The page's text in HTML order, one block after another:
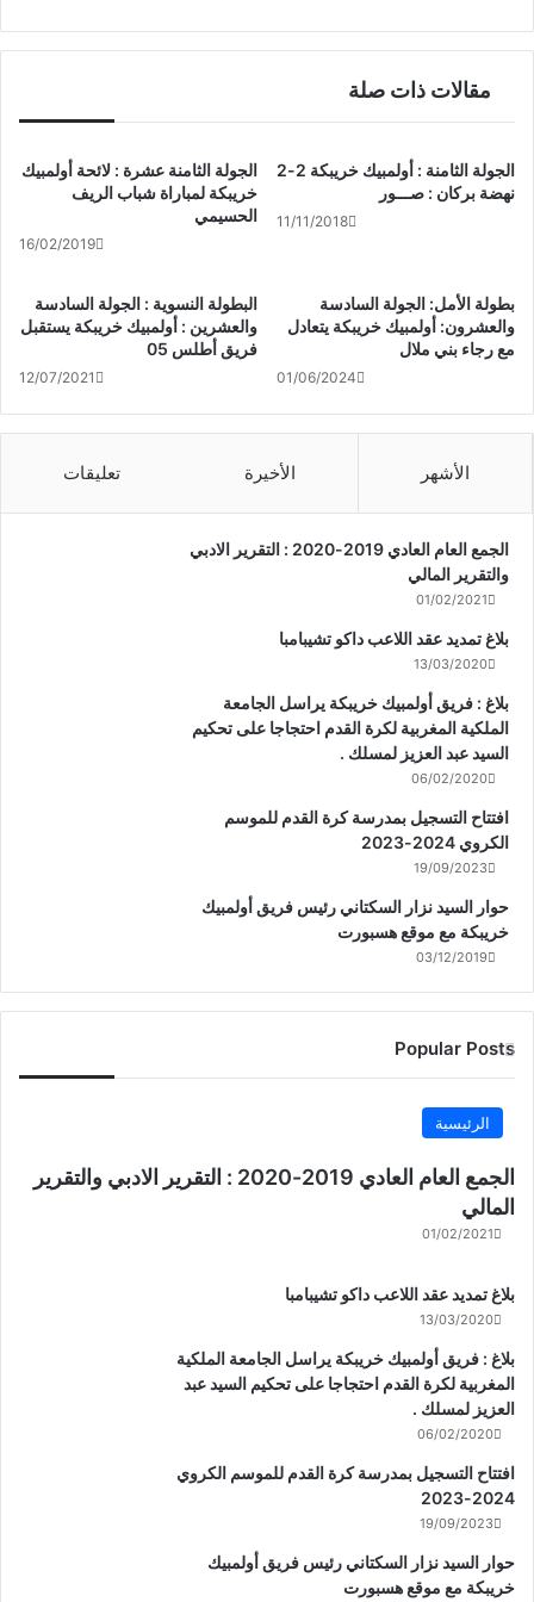
مقالات ذات صلة
الجولة الثامنة عشرة : لائحة أولمبيك
خريبكة لمباراة شباب الريف
الحسيمي
16/02/2019
الجولة الثامنة : أولمبيك خريبكة 2-2
نهضة بركان : صـــور
11/11/2018
البطولة النسوية : الجولة السادسة
والعشرين : أولمبيك خريبكة يستقبل
فريق أطلس 05
12/07/2021
بطولة الأمل: الجولة السادسة
والعشرون: أولمبيك خريبكة يتعادل
مع رجاء بني ملال
01/06/2024
الأشهر الأخيرة تعليقات
الجمع العام العادي 2019-2020 : التقرير الادبي
والتقرير المالي
01/02/2021
بلاغ تمديد عقد اللاعب داكو تشيبامبا
13/03/2020
بلاغ : فريق أولمبيك خريبكة يراسل الجامعة
الملكية المغربية لكرة القدم احتجاجا على تحكيم
السيد عبد العزيز لمسلك .
06/02/2020
افتتاح التسجيل بمدرسة كرة القدم للموسم
الكروي 2024-2023
19/09/2023
حوار السيد نزار السكتاني رئيس فريق أولمبيك
خريبكة مع موقع هسبورت
03/12/2019
Popular Posts
الرئيسية
الجمع العام العادي 2019-2020 : التقرير الادبي والتقرير
المالي
01/02/2021
بلاغ تمديد عقد اللاعب داكو تشيبامبا
13/03/2020
بلاغ : فريق أولمبيك خريبكة يراسل الجامعة الملكية
المغربية لكرة القدم احتجاجا على تحكيم السيد عبد
العزيز لمسلك .
06/02/2020
افتتاح التسجيل بمدرسة كرة القدم للموسم الكروي
2024-2023
19/09/2023
حوار السيد نزار السكتاني رئيس فريق أولمبيك
خريبكة مع موقع هسبورت